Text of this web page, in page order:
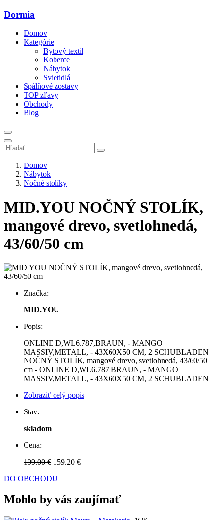
Dormia
Domov
Kategórie
Bytový textil
Koberce
Nábytok
Svietidlá
Spálňové zostavy
TOP zľavy
Obchody
Blog
Domov
Nábytok
Nočné stolíky
MID.YOU NOČNÝ STOLÍK,
mangové drevo, svetlohnedá,
43/60/50 cm
Značka:
MID.YOU
Popis:
ONLINE D,WL6.787,BRAUN, - MANGO
MASSIV,METALL, - 43X60X50 CM, 2 SCHUBLADEN
NOČNÝ STOLÍK, mangové drevo, svetlohnedá, 43/60/50
cm - ONLINE D,WL6.787,BRAUN, - MANGO
MASSIV,METALL, - 43X60X50 CM, 2 SCHUBLADEN
Zobraziť celý popis
Stav:
skladom
Cena:
199.00 € 159.20 €
DO OBCHODU
Mohlo by vás zaujímať